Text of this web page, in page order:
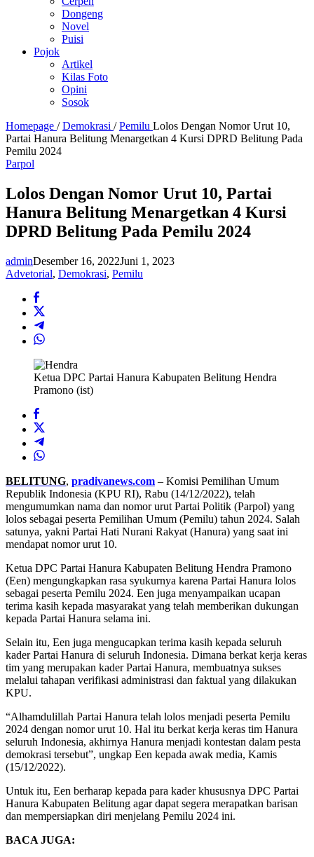
Dongeng
Novel
Puisi
Pojok
Artikel
Kilas Foto
Opini
Sosok
Homepage / Demokrasi / Pemilu Lolos Dengan Nomor Urut 10,
Partai Hanura Belitung Menargetkan 4 Kursi DPRD Belitung Pada
Pemilu 2024
Parpol
Lolos Dengan Nomor Urut 10, Partai
Hanura Belitung Menargetkan 4 Kursi
DPRD Belitung Pada Pemilu 2024
adminDesember 16, 2022Juni 1, 2023
Advetorial, Demokrasi, Pemilu
Ketua DPC Partai Hanura Kabupaten Belitung Hendra
Pramono (ist)
BELITUNG, pradivanews.com – Komisi Pemilihan Umum
Republik Indonesia (KPU RI), Rabu (14/12/2022), telah
mengumumkan nama dan nomor urut Partai Politik (Parpol) yang
lolos sebagai peserta Pemilihan Umum (Pemilu) tahun 2024. Salah
satunya, yakni Partai Hati Nurani Rakyat (Hanura) yang saat ini
mendapat nomor urut 10.
Ketua DPC Partai Hanura Kabupaten Belitung Hendra Pramono
(Een) mengungkapkan rasa syukurnya karena Partai Hanura lolos
sebagai peserta Pemilu 2024. Een juga menyampaikan ucapan
terima kasih kepada masyarakat yang telah memberikan dukungan
kepada Partai Hanura selama ini.
Selain itu, Een juga mengucapkan terima kasih kepada seluruh
kader Partai Hanura di seluruh Indonesia. Dimana berkat kerja keras
tim yang merupakan kader Partai Hanura, membuatnya sukses
melalui tahapan verifikasi administrasi dan faktual yang dilakukan
KPU.
“Alhamdulillah Partai Hanura telah lolos menjadi peserta Pemilu
2024 dengan nomor urut 10. Hal itu berkat kerja keras tim Hanura
seluruh Indonesia, akhirnya Hanura menjadi kontestan dalam pesta
demokrasi tersebut”, ungkap Een kepada awak media, Kamis
(15/12/2022).
Untuk itu, Een berharap kepada para kader khususnya DPC Partai
Hanura Kabupaten Belitung agar dapat segera merapatkan barisan
dan mempersiapkan diri menjelang Pemilu 2024 ini.
BACA JUGA: